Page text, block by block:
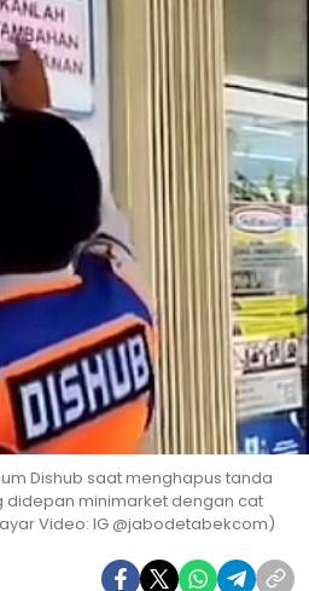
Dishub saat menghapus tanda
didepan minimarket dengan cat
Video: IG @jabodetabekcom)